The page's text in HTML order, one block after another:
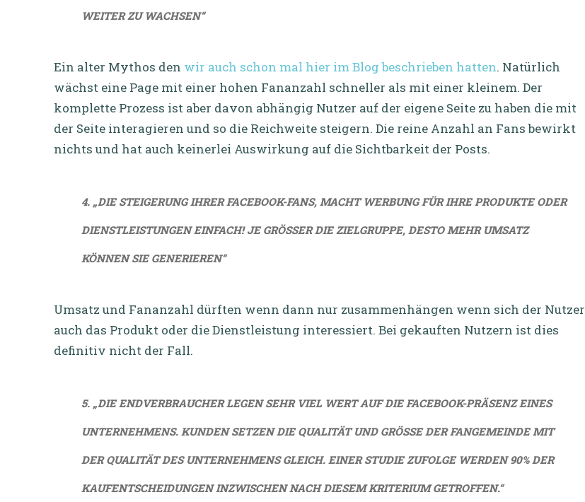
WEITER ZU WACHSEN“
Ein alter Mythos den wir auch schon mal hier im Blog beschrieben hatten. Natürlich
wächst eine Page mit einer hohen Fananzahl schneller als mit einer kleinem. Der
komplette Prozess ist aber davon abhängig Nutzer auf der eigene Seite zu haben die mit
der Seite interagieren und so die Reichweite steigern. Die reine Anzahl an Fans bewirkt
nichts und hat auch keinerlei Auswirkung auf die Sichtbarkeit der Posts.
4. „DIE STEIGERUNG IHRER FACEBOOK-FANS, MACHT WERBUNG FÜR IHRE PRODUKTE ODER
DIENSTLEISTUNGEN EINFACH! JE GRÖSSER DIE ZIELGRUPPE, DESTO MEHR UMSATZ K
ÖNNEN SIE GENERIEREN“
Umsatz und Fananzahl dürften wenn dann nur zusammenhängen wenn sich der Nutzer
auch das Produkt oder die Dienstleistung interessiert. Bei gekauften Nutzern ist dies
definitiv nicht der Fall.
5. „DIE ENDVERBRAUCHER LEGEN SEHR VIEL WERT AUF DIE FACEBOOK-PRÄSENZ EINES
UNTERNEHMENS. KUNDEN SETZEN DIE QUALITÄT UND GRÖSSE DER FANGEMEINDE MIT D
ER QUALITÄT DES UNTERNEHMENS GLEICH. EINER STUDIE ZUFOLGE WERDEN 90% DER K
AUFENTSCHEIDUNGEN INZWISCHEN NACH DIESEM KRITERIUM GETROFFEN.“